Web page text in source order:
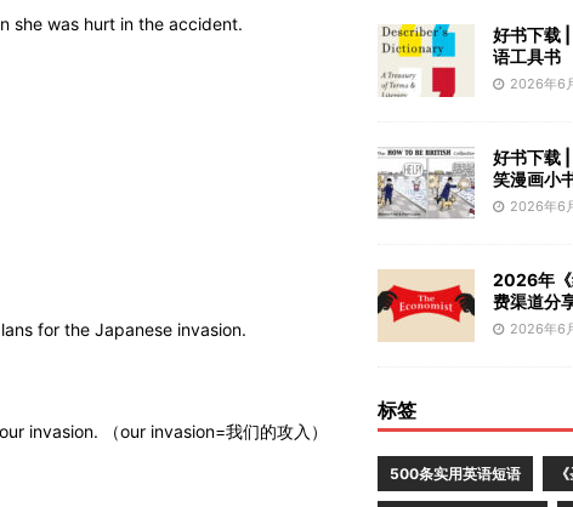
she was hurt in the accident.
for the Japanese invasion.
invasion. （our invasion=我们的攻入）
好书下载
语工具书
2026年6
好书下载
笑漫画小
2026年6
2026年《
费渠道分
2026年6
标签
500条实用英语短语